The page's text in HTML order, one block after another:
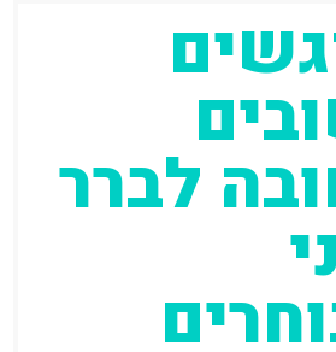
לברר
עמוד עמוד